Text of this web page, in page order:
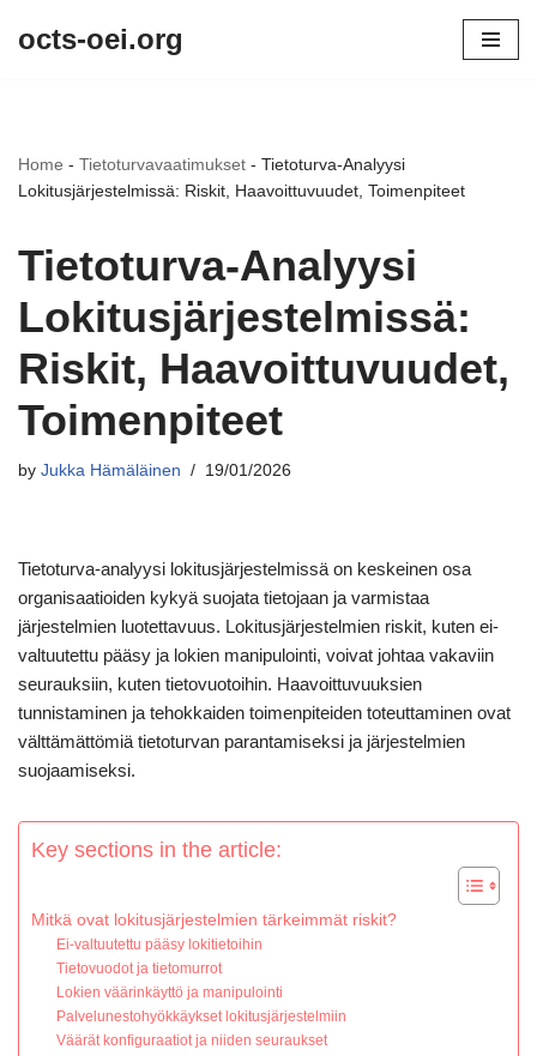
octs-oei.org
Home - Tietoturvavaatimukset - Tietoturva-Analyysi
Lokitusjärjestelmissä: Riskit, Haavoittuvuudet, Toimenpiteet
Tietoturva-Analyysi
Lokitusjärjestelmissä:
Riskit, Haavoittuvuudet,
Toimenpiteet
by Jukka Hämäläinen 19/01/2026
Tietoturva-analyysi lokitusjärjestelmissä on keskeinen osa
organisaatioiden kykyä suojata tietojaan ja varmistaa
järjestelmien luotettavuus. Lokitusjärjestelmien riskit, kuten ei-
valtuutettu pääsy ja lokien manipulointi, voivat johtaa vakaviin
seurauksiin, kuten tietovuotoihin. Haavoittuvuuksien
tunnistaminen ja tehokkaiden toimenpiteiden toteuttaminen ovat
välttämättömiä tietoturvan parantamiseksi ja järjestelmien
suojaamiseksi.
Key sections in the article:
Mitkä ovat lokitusjärjestelmien tärkeimmät riskit?
Ei-valtuutettu pääsy lokitietoihin
Tietovuodot ja tietomurrot
Lokien väärinkäyttö ja manipulointi
Palvelunestohyökkäykset lokitusjärjestelmiin
Väärät konfiguraatiot ja niiden seuraukset